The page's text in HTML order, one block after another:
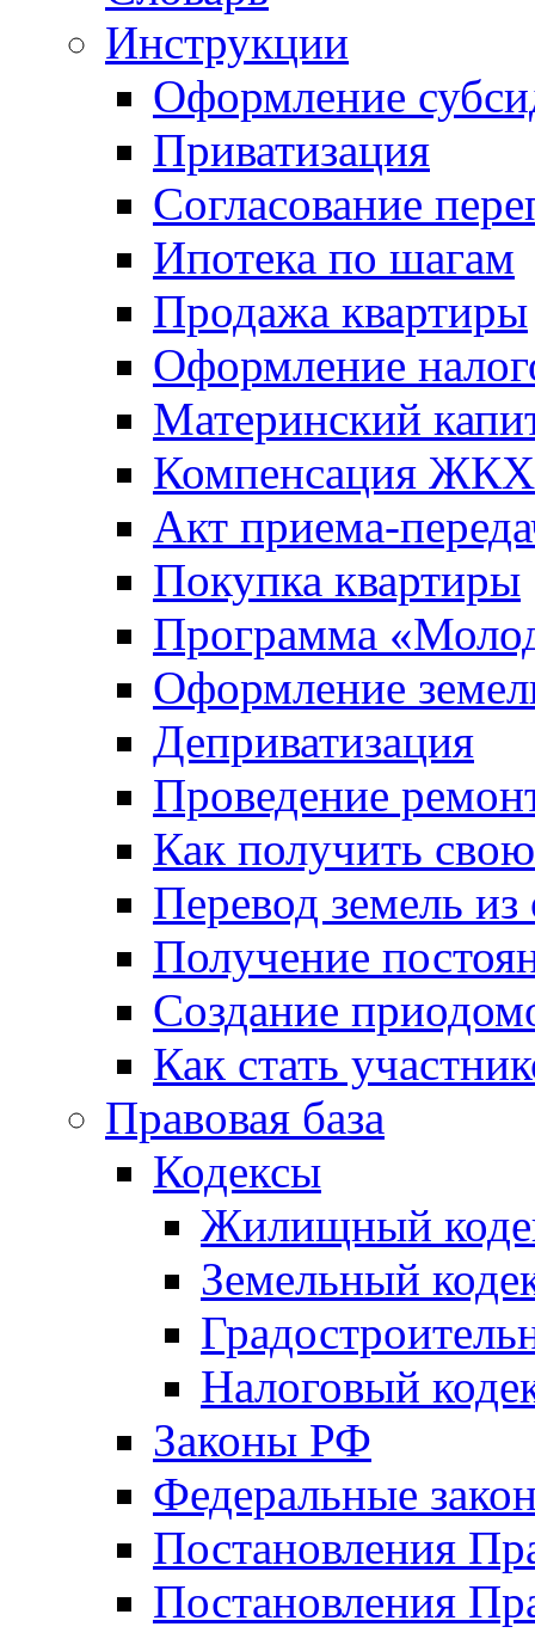
Инструкции
Оформление
Приватизация
Согласование
Ипотека по шагам
Продажа квартиры
Оформление
Материнский
Компенсация ЖКХ
Акт приема-
Покупка квартиры
Программа
Оформление
Деприватизация
Проведение
Как получить
Перевод земель
Получение
Создание
Как стать
Правовая база
Кодексы
Жилищный
Земельный
Налоговый
Законы РФ
Федеральные
Постановления
Постановления